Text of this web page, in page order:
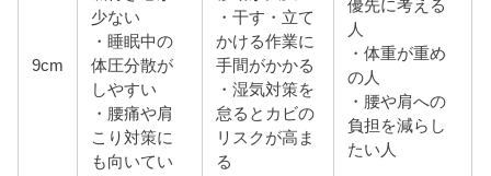
9cm
少ない
・睡眠中の
体圧分散が
しやすい
・腰痛や肩
こり対策に
も向いてい
・干す・立て
かける作業に
手間がかかる
・湿気対策を
怠るとカビの
リスクが高ま
る
優先に考える
人
・体重が重め
の人
・腰や肩への
負担を減らし
たい人